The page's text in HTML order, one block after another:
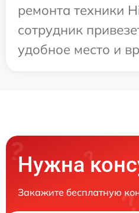
ремонта техники
сотрудник
удобное место и
Нужна
Закажите бесплатную